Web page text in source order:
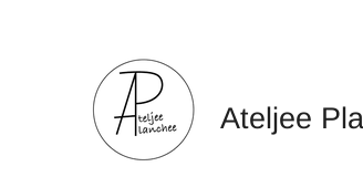
Ateljee